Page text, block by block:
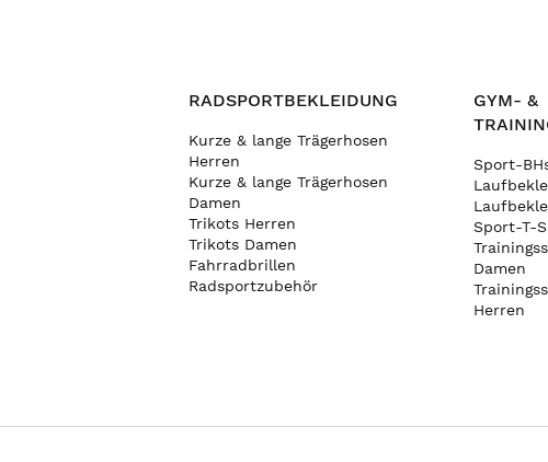
Darüber hinaus ist es wichtig, nach Latzhosen Ausschau zu
beanspruchten Stellen wie Knien und Gesäß aufweisen, um
praktische Funktionen wie Reißverschlusstaschen für kleine
Bereichen für zusätzlichen Schutz. Diese Latzhosen sind nicht
Farben und Designs erhältlich, mit denen Mädchen auf der
RADSPORTBEKLEIDUNG
Kurze & lange Trägerhosen
Herren
Kurze & lange Trägerhosen
Damen
Trikots Herren
Trikots Damen
Fahrradbrillen
Radsportzubehör
GYM- &
Sport-
Sport-T-
Damen
Herren